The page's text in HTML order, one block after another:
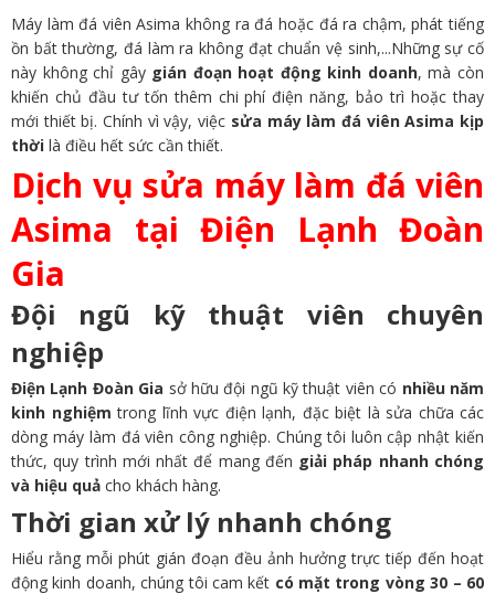
Máy làm đá viên Asima không ra đá hoặc đá ra chậm, phát tiếng
ồn bất thường, đá làm ra không đạt chuẩn vệ sinh,...Những sự cố
này không chỉ gây gián đoạn hoạt động kinh doanh, mà còn
khiến chủ đầu tư tốn thêm chi phí điện năng, bảo trì hoặc thay
mới thiết bị. Chính vì vậy, việc sửa máy làm đá viên Asima kịp
thời là điều hết sức cần thiết.
Dịch vụ sửa máy làm đá viên
Asima tại Điện Lạnh Đoàn
Gia
Đội ngũ kỹ thuật viên chuyên
nghiệp
Điện Lạnh Đoàn Gia sở hữu đội ngũ kỹ thuật viên có nhiều năm
kinh nghiệm trong lĩnh vực điện lạnh, đặc biệt là sửa chữa các
dòng máy làm đá viên công nghiệp. Chúng tôi luôn cập nhật kiến
thức, quy trình mới nhất để mang đến giải pháp nhanh chóng
và hiệu quả cho khách hàng.
Thời gian xử lý nhanh chóng
Hiểu rằng mỗi phút gián đoạn đều ảnh hưởng trực tiếp đến hoạt
động kinh doanh, chúng tôi cam kết có mặt trong vòng 30 – 60